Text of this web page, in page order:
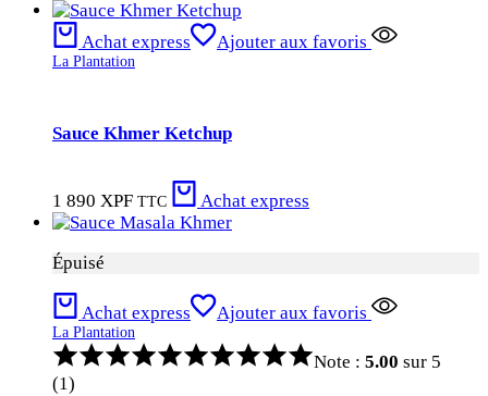
Achat express Ajouter aux favoris
La Plantation
Sauce Khmer Ketchup
1 890 XPF TTC Achat express
Épuisé
Achat express Ajouter aux favoris
La Plantation
Note : 5.00 sur 5
(1)